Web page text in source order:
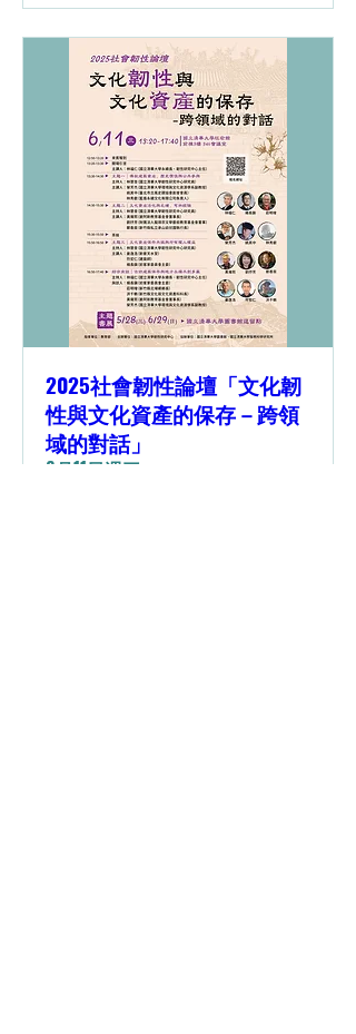
2025社會韌性論壇「文化韌
性與文化資產的保存－跨領
域的對話」
6月11日週三